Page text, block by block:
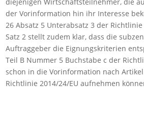
der Vorinformation hin ihr Interesse
26 Absatz 5 Unterabsatz 3 der Richtlinie
Satz 2 stellt zudem klar, dass die
Auftraggeber die Eignungskriterien
Teil B Nummer 5 Buchstabe c der
schon in die Vorinformation nach
Richtlinie 2014/24/EU aufnehmen